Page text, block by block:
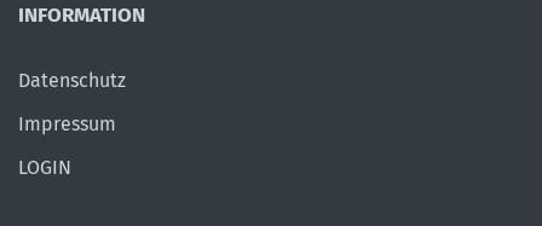
INFORMATION
Datenschutz
Impressum
LOGIN